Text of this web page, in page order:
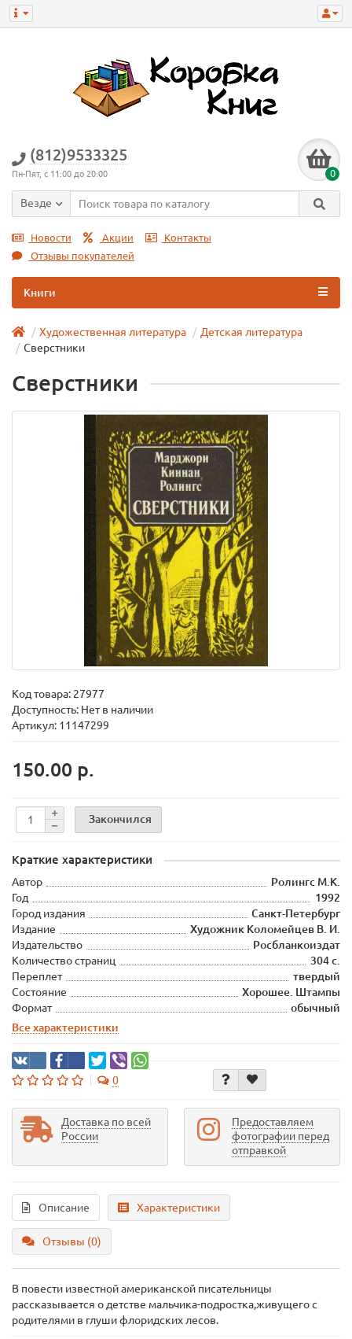
(812)9533325
Пн-Пят, с 11:00 до 20:00 0
Везде
Новости Акции
Контакты
Отзывы покупателей
Книги
Художественная литература
Детская литература
Сверстники
Сверстники
Код товара: 27977
Доступность: Нет в наличии
Артикул: 11147299
150.00 р.
Закончился
Краткие характеристики
Автор
Ролингс М.К.
Год
1992
Город издания
Санкт-Петербург
Издание
Художник Коломейцев В. И.
Издательство
Росбланкоиздат
Количество страниц
304 с.
Переплет
твердый
Состояние
Хорошее. Штампы
Формат
обычный
Все характеристики
0
Доставка по всей
России
Предоставляем
фотографии перед
отправкой
Описание Характеристики
Отзывы (0)
В повести известной американской писательницы
рассказывается о детстве мальчика-подростка,живущего с
родителями в глуши флоридских лесов.